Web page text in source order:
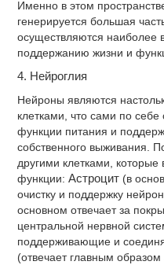
Именно в этом
генерируется большая
осуществляются наиболее
поддержанию жизни и
4. Нейроглия
Нейроны являются
клетками, что сами по
функции питания и
собственного выживания.
другими клетками,
функции:Астроцит (в
очистку и поддержку
основном отвечает за
центральной нервной
поддерживающие и
(отвечает главным